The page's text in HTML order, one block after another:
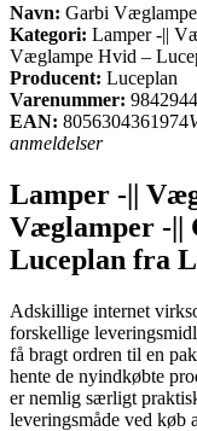
Navn: Garbi
Kategori: Lamper -||
Væglampe Hvid –
Producent: Luceplan
Varenummer: 9842944
EAN: 8056304361974
anmeldelser
Lamper -||
Væglamper -||
Luceplan fra
Adskillige internet
forskellige
få bragt ordren til en
hente de nyindkøbte
er nemlig særligt
leveringsmåde ved